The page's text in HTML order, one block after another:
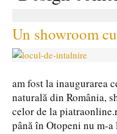
Un showroom
am fost la inaugurarea
naturală din România,
celor de la
până în Otopeni nu m-